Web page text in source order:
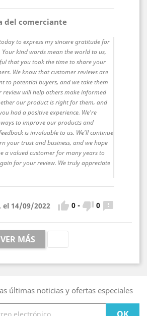
del comerciante
to express my sincere gratitude for
kind words mean the world to us,
that you took the time to share your
We know that customer reviews are
to potential buyers, and we take them
review will help others make informed
our product is right for them, and
had a positive experience. We're
to improve our products and
is invaluable to us. We'll continue
your trust and business, and we hope
a valued customer for many years to
for your review. We truly appreciate
el 14/09/2022  0 -  0 
VER MÁS
últimas noticias y ofertas especiales